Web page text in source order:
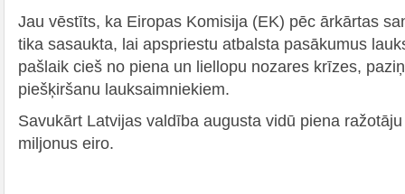
Jau vēstīts, ka Eiropas Komisija (EK) pēc ārkārtas
tika sasaukta, lai apspriestu atbalsta pasākumus
pašlaik cieš no piena un liellopu nozares krīzes,
piešķiršanu lauksaimniekiem.
Savukārt Latvijas valdība augusta vidū piena
miljonus eiro.